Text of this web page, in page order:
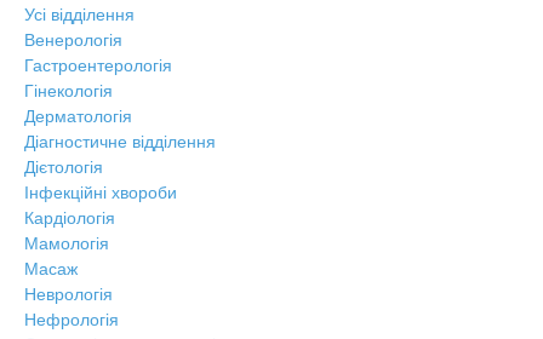
Усі відділення
Венерологія
Гастроентерологія
Гінекологія
Дерматологія
Діагностичне відділення
Дієтологія
Інфекційні хвороби
Кардіологія
Мамологія
Масаж
Неврологія
Нефрологія